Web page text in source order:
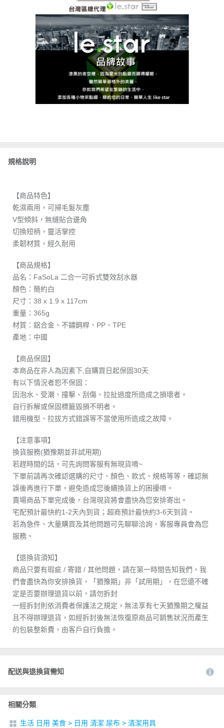
規格說明
【商品特色】
乾濕兩用，可掃毛髮灰塵
V型傾斜，無縫貼合邊角
切換短柄，靈活掌控
柔韌材質，經久耐用
【商品規格】
品名：FaSoLa 二合一可拆式雙效刮水器
顏色：簡約白
尺寸：38 x 1.9 x 117cm
重量：365g
材質：鋁合金、不鏽鋼桿、PP、TPE
產地：中國
【商品保固】
本商品在非人為因素下,自購買日起保固30天
有以下情況者恕不保固：
因泡水、受潮、撞擊、刮傷、拉扯過度所造成之損壞者。
自行拆解或保固標籤毀損不明者。
錯用機型、拉拔方式錯誤等不當使用所造成之故障。
【注意事項】
換貨服務(猶豫期並非試用期)
若趕時間的話，可先詢問客服有無現貨唷~
下單前請再次確認選購的尺寸、顏色、款式、規格等等，確認無
誤後再進行下單，避免造成您後續換貨上的困擾唷。
賣場商品下單完成後，台灣現貨將會盡快為您安排寄出。
宅配預計最快約1-2天內到貨；超商預計最快約3-6天到貨。
若為急件、大量購買及其他問題可先聊聊洽詢，客服專員會為您
服務。
【退換貨須知】
商品只要有瑕疵 / 寄錯 / 其他問題，請在第一時間告知我們，我
們會盡快為你安排換貨，「猶豫期」非「試用期」，在您還不確
定是否要辦理退貨以前，請勿拆封
一經拆封則依消費者保護法之規定，無法享有七天猶豫期之權益
且不得辦理退貨，如經拆封後無法恢復原商品可銷售狀況而產生
的包裝整新費，由客戶自行負擔。
配送與退換貨需知
相關分類
生活 日用 美食 > 日用 清潔 尿布 > 清潔用具